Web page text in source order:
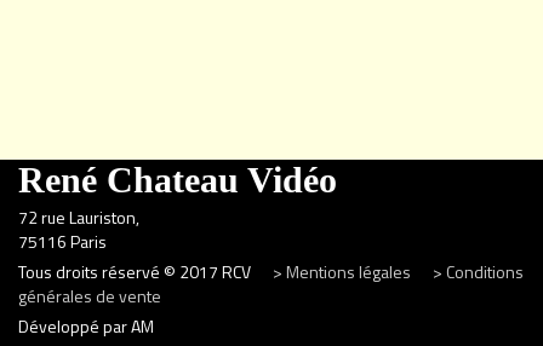
René Chateau Vidéo
72 rue Lauriston,
75116 Paris
Tous droits réservé © 2017 RCV > Mentions légales
> Conditions
générales de vente
Développé par AM